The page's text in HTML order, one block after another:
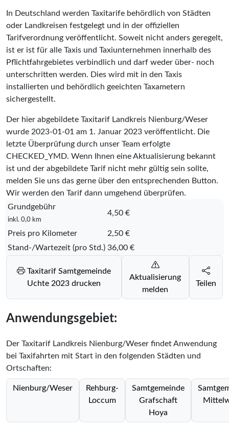
In Deutschland werden Taxitarife behördlich von Städten
oder Landkreisen festgelegt und in der offiziellen
Tarifverordnung veröffentlicht. Soweit nicht anders geregelt,
ist er ist für alle Taxis und Taxiunternehmen innerhalb des
Pflichtfahrgebietes verbindlich und darf weder über- noch
unterschritten werden. Dies wird mit in den Taxis
installierten und behördlich geeichten Taxametern
sichergestellt.
Der hier abgebildete Taxitarif Landkreis Nienburg/Weser
wurde 2023-01-01 am 1. Januar 2023 veröffentlicht. Die
letzte Überprüfung durch unser Team erfolgte
CHECKED_YMD. Wenn Ihnen eine Aktualisierung bekannt
ist und der abgebildete Tarif nicht mehr gültig sein sollte,
melden Sie uns das gerne über den entsprechenden Button.
Wir werden den Tarif dann umgehend überprüfen.
Grundgebühr
inkl. 0,0 km
4,50 €
Preis pro Kilometer
2,50 €
Stand-/Wartezeit (pro Std.) 36,00 €
Taxitarif Samtgemeinde
Uchte 2023 drucken
Aktualisierung
melden
Teilen
Anwendungsgebiet:
Der Taxitarif Landkreis Nienburg/Weser findet Anwendung
bei Taxifahrten mit Start in den folgenden Städten und
Ortschaften:
Nienburg/Weser
Rehburg-
Loccum
Samtgemeinde
Grafschaft
Hoya